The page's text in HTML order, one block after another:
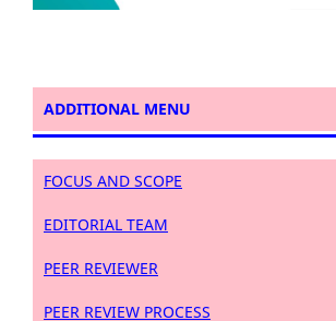
ADDITIONAL MENU
FOCUS AND SCOPE
EDITORIAL TEAM
PEER REVIEWER
PEER REVIEW PROCESS